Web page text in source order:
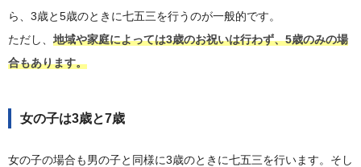
ら、3歳と5歳のときに七五三を行うのが一般的です。
ただし、 地域や家庭によっては3歳のお祝いは行わず、5歳のみの場
合もあります。
女の子は3歳と7歳
女の子の場合も男の子と同様に3歳のときに七五三を行います。そし